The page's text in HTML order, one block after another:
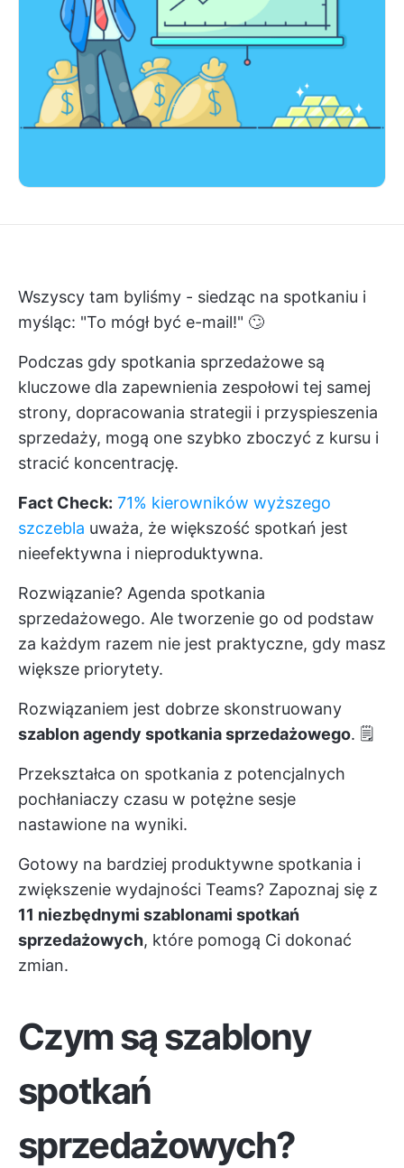
Wszyscy tam byliśmy - siedząc na spotkaniu i
myśląc: "To mógł być e-mail!" 🙄
Podczas gdy spotkania sprzedażowe są
kluczowe dla zapewnienia zespołowi tej samej
strony, dopracowania strategii i przyspieszenia
sprzedaży, mogą one szybko zboczyć z kursu i
stracić koncentrację.
Fact Check: 71% kierowników wyższego
szczebla uważa, że większość spotkań jest
nieefektywna i nieproduktywna.
Rozwiązanie? Agenda spotkania
sprzedażowego. Ale tworzenie go od podstaw
za każdym razem nie jest praktyczne, gdy masz
większe priorytety.
Rozwiązaniem jest dobrze skonstruowany
szablon agendy spotkania sprzedażowego. 🗒️
Przekształca on spotkania z potencjalnych
pochłaniaczy czasu w potężne sesje
nastawione na wyniki.
Gotowy na bardziej produktywne spotkania i
zwiększenie wydajności Teams? Zapoznaj się z
11 niezbędnymi szablonami spotkań
sprzedażowych, które pomogą Ci dokonać
zmian.
Czym są szablony
spotkań
sprzedażowych?